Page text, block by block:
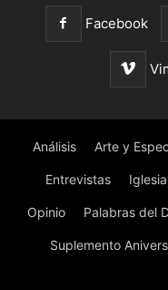
Facebook
Análisis Arte y
Entrevistas Iglesia
Opinio Palabras del
Suplemento